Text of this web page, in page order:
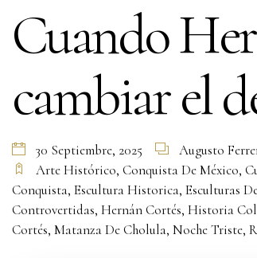
Cuando
cambiar el
30 Septiembre, 2025 Augusto
Arte Histórico, Conquista De México,
Conquista, Escultura Historica, Esculturas
Controvertidas, Hernán Cortés, Historia
Cortés, Matanza De Cholula, Noche Triste,